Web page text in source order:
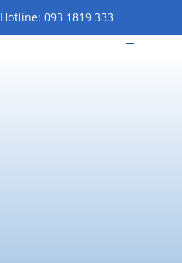
Hotline: 093 1819 333